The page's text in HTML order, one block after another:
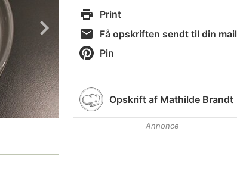
Print
Få opskriften sendt til din mail
Pin
Opskrift af Mathilde Brandt
Annonce